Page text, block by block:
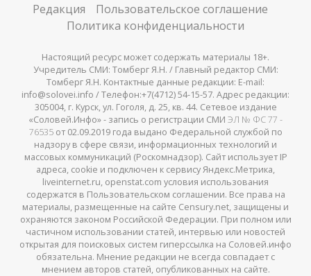
Редакция
Пользовательское соглашение
Политика конфиденциальности
Настоящий ресурс может содержать материалы 18+.
Учредитель СМИ: Томберг Я.Н. / Главный редактор СМИ:
Томберг Я.Н. Контактные данные редакции: E-mail:
info@solovei.info / Телефон:+7(4712) 54-15-57. Адрес редакции:
305004, г. Курск, ул. Гоголя, д. 25, кв. 44. Сетевое издание
«Соловей.Инфо» - запись о регистрации СМИ ЭЛ № ФС 77 -
76535от 02.09.2019 года выдано Федеральной службой по
надзору в сфере связи, информационных технологий и
массовых коммуникаций (Роскомнадзор). Сайт использует IP
адреса, cookie и подключен к сервису Яндекс.Метрика,
liveinternet.ru, openstat.com условия использования
содержатся в Пользовательском соглашении. Все права на
материалы, размещенные на сайте Censury.net, защищены и
охраняются законом Российской Федерации. При полном или
частичном использовании статей, интервью или новостей
открытая для поисковых систем гиперссылка на Соловей.инфо
обязательна. Мнение редакции не всегда совпадает с
мнением авторов статей, опубликованных на сайте.